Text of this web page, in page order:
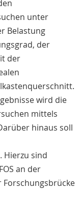
unter
Belastung
der
der
wird die
mittels
hinaus soll
Hierzu sind
an der